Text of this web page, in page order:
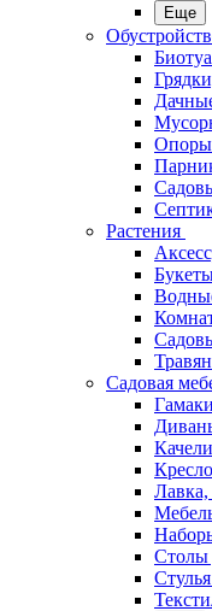
Еще
Опоры
Растения
Садовая
Лавка,
Столы